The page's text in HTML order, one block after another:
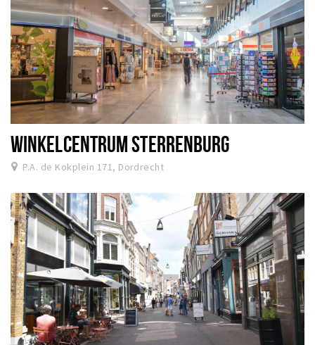
WINKELCENTRUM STERRENBURG
P.A. de Kokplein 171, Dordrecht